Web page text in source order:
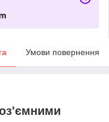
Умови повернення